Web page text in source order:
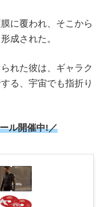
に覆われ、そこから
成された。
れた彼は、ギャラク
る、宇宙でも指折り
ル開催中!／